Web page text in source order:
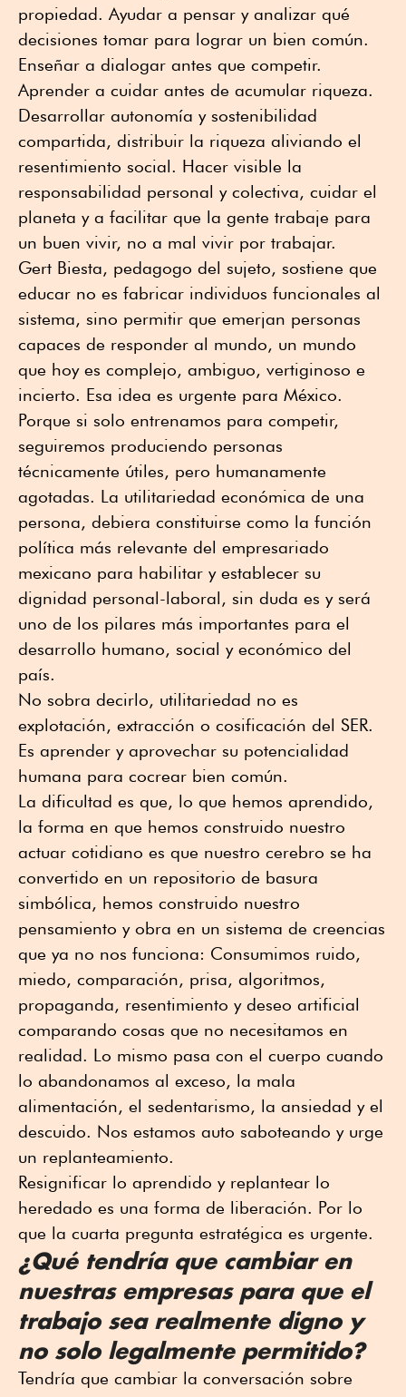
propiedad. Ayudar a pensar y analizar qué
decisiones tomar para lograr un bien común.
Enseñar a dialogar antes que competir.
Aprender a cuidar antes de acumular riqueza.
Desarrollar autonomía y sostenibilidad
compartida, distribuir la riqueza aliviando el
resentimiento social. Hacer visible la
responsabilidad personal y colectiva, cuidar el
planeta y a facilitar que la gente trabaje para
un buen vivir, no a mal vivir por trabajar.
Gert Biesta, pedagogo del sujeto, sostiene que
educar no es fabricar individuos funcionales al
sistema, sino permitir que emerjan personas
capaces de responder al mundo, un mundo
que hoy es complejo, ambiguo, vertiginoso e
incierto. Esa idea es urgente para México.
Porque si solo entrenamos para competir,
seguiremos produciendo personas
técnicamente útiles, pero humanamente
agotadas. La utilitariedad económica de una
persona, debiera constituirse como la función
política más relevante del empresariado
mexicano para habilitar y establecer su
dignidad personal-laboral, sin duda es y será
uno de los pilares más importantes para el
desarrollo humano, social y económico del
país.
No sobra decirlo, utilitariedad no es
explotación, extracción o cosificación del SER.
Es aprender y aprovechar su potencialidad
humana para cocrear bien común.
La dificultad es que, lo que hemos aprendido,
la forma en que hemos construido nuestro
actuar cotidiano es que nuestro cerebro se ha
convertido en un repositorio de basura
simbólica, hemos construido nuestro
pensamiento y obra en un sistema de creencias
que ya no nos funciona: Consumimos ruido,
miedo, comparación, prisa, algoritmos,
propaganda, resentimiento y deseo artificial
comparando cosas que no necesitamos en
realidad. Lo mismo pasa con el cuerpo cuando
lo abandonamos al exceso, la mala
alimentación, el sedentarismo, la ansiedad y el
descuido. Nos estamos auto saboteando y urge
un replanteamiento.
Resignificar lo aprendido y replantear lo
heredado es una forma de liberación. Por lo
que la cuarta pregunta estratégica es urgente.
¿Qué tendría que cambiar en
nuestras empresas para que el
trabajo sea realmente digno y
no solo legalmente permitido?
Tendría que cambiar la conversación sobre